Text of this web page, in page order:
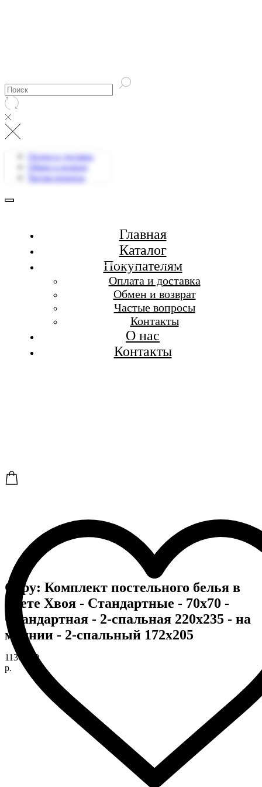
Бесплатная доставка при заказе от 7 000 р.
Оплата и доставка
Обмен и возврат
Частые вопросы
Главная
Каталог
Покупателям
Оплата и доставка
Обмен и возврат
Частые вопросы
Контакты
О нас
Контакты
Copy: Комплект постельного белья в
цвете Хвоя - Стандартные - 70х70 -
Стандартная - 2-спальная 220х235 - на
молнии - 2-спальный 172х205
11360,00
р.